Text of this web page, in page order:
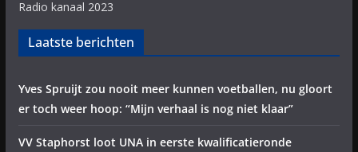
Radio kanaal 2023
Laatste berichten
Yves Spruijt zou nooit meer kunnen voetballen, nu gloort
er toch weer hoop: “Mijn verhaal is nog niet klaar”
VV Staphorst loot UNA in eerste kwalificatieronde